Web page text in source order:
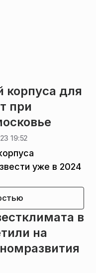
корпуса для
при
19:52
уже в 2024
в
на